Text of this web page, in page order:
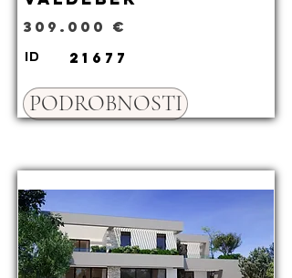
309.000 €
ID 21677
PODROBNOSTI